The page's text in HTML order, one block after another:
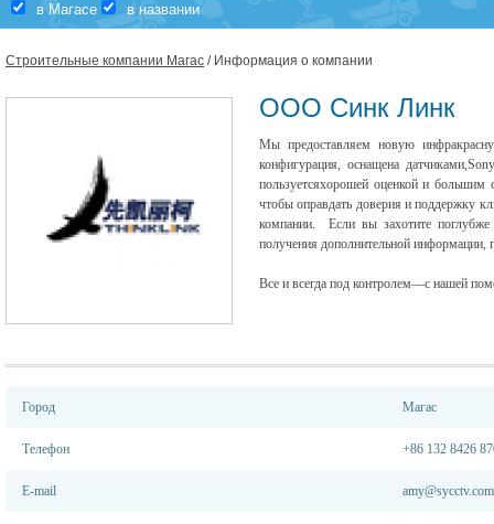
в Магасе в названии
Строительные компании Магас / Информация о компании
ООО Синк Линк
Мы предоставляем новую
конфигурация, оснащена
пользуетсяхорошей оценкой и
чтобы оправдать доверия и поддержку
компании. Если вы захотите
получения дополнительной информации,
Все и всегда под контролем—с нашей
Город Магас
Телефон +86 132 8426
E-mail amy@sycctv.com